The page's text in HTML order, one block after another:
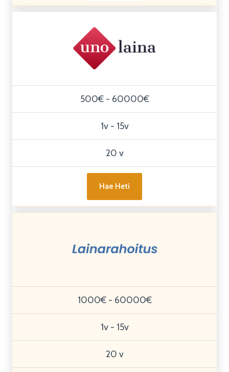
500€ - 60000€
1v - 15v
20 v
Hae Heti
1000€ - 60000€
1v - 15v
20 v